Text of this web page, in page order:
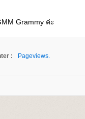
Grammy ค่ะ
:
Pageviews.